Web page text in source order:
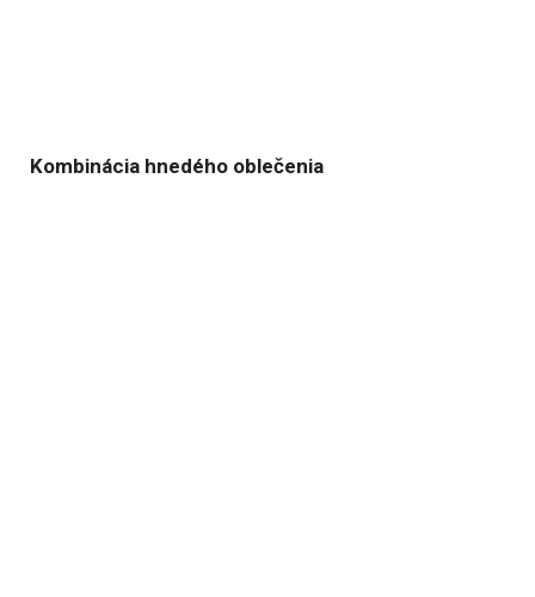
Kombinácia hnedého oblečenia